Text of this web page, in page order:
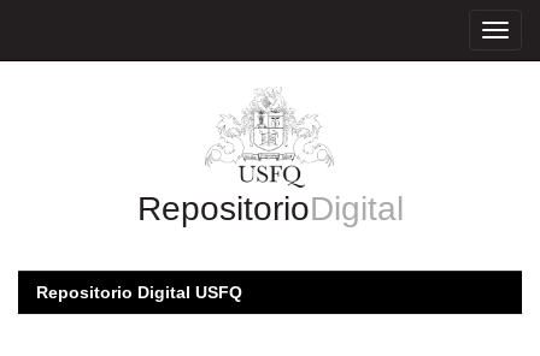
RepositorioDigital
Repositorio Digital USFQ